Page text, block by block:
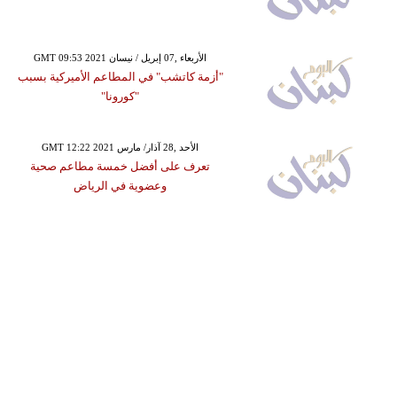
GMT 09:53 2021 الأربعاء ,07 إبريل / نيسان
"أزمة كاتشب" في المطاعم الأميركية بسبب
"كورونا"
GMT 12:22 2021 الأحد ,28 آذار/ مارس
تعرف على أفضل خمسة مطاعم صحية
وعضوية في الرياض